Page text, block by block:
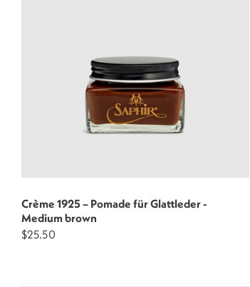
Crème 1925 – Pomade für Glattleder -
Medium brown
$25.50